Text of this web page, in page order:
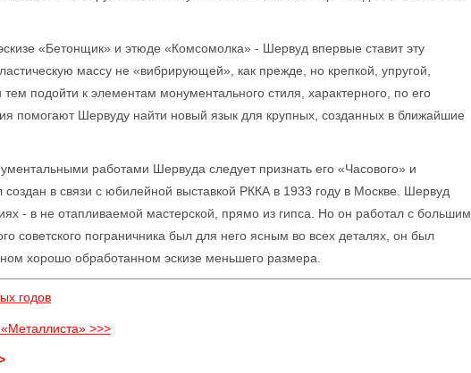
«Бетонщик» и этюде «Комсомолка» - Шервуд впервые ставит эту
массу не «вибрирующей», как прежде, но крепкой, упругой,
подойти к элементам монументального стиля, характерного, по его
помогают Шервуду найти новый язык для крупных, созданных в ближайшие
работами Шервуда следует признать его «Часового» и
в связи с юбилейной выставкой РККА в 1933 году в Москве. Шервуд
- в не отапливаемой мастерской, прямо из гипса. Но он работал с большим
советского пограничника был для него ясным во всех деталях, он был
хорошо обработанном эскизе меньшего размера.
годов
>>>